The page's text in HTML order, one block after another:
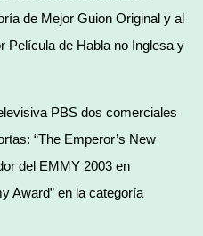
de Mejor Guion Original y al
Película de Habla no Inglesa y
PBS dos comerciales
“The Emperor’s New
del EMMY 2003 en
Award” en la categoría